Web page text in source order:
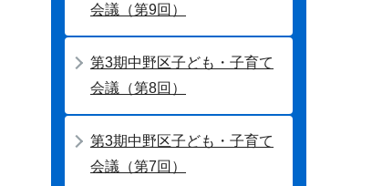
会議（第9回）
第3期中野区子ども・子育て
会議（第8回）
第3期中野区子ども・子育て
会議（第7回）